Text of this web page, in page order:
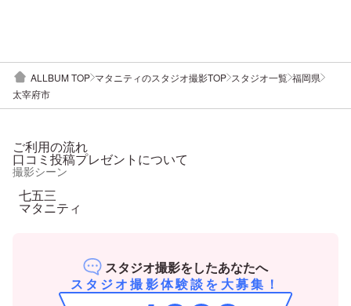
ALLBUM TOP マタニティのスタジオ撮影TOP スタジオ一覧 福岡県
太宰府市
ご利用の流れ
口コミ投稿プレゼントについて
撮影シーン
七五三
マタニティ
スタジオ撮影をしたあなたへ
スタジオ撮影体験談を大募集！